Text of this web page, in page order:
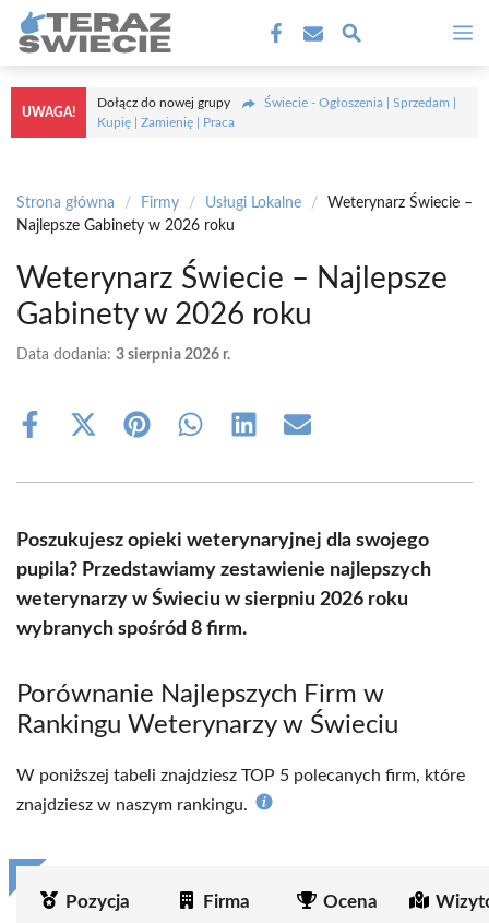
Przejdź
treści
UWAGA!
Dołącz do nowej grupy
Świecie - Ogłoszenia | Sprzedam |
Kupię | Zamienię | Praca
Strona główna / Firmy / Usługi Lokalne /
Weterynarz Świecie –
Najlepsze Gabinety w 2026 roku
Weterynarz Świecie – Najlepsze
Gabinety w 2026 roku
Data dodania: 3 sierpnia 2026 r.
Share
Share
(Twitter)
Share Share Share Share
Poszukujesz opieki weterynaryjnej dla swojego
pupila? Przedstawiamy zestawienie najlepszych
weterynarzy w Świeciu w sierpniu 2026 roku
wybranych spośród 8 firm.
Porównanie Najlepszych Firm w
Rankingu Weterynarzy w Świeciu
W poniższej tabeli znajdziesz TOP 5 polecanych firm, które
znajdziesz w naszym rankingu.
Pozycja Firma Ocena